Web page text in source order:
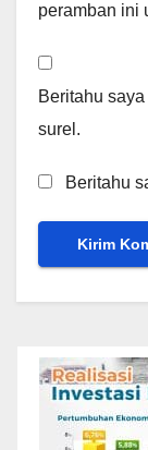
peramban ini
Beritahu
surel.
Beritahu